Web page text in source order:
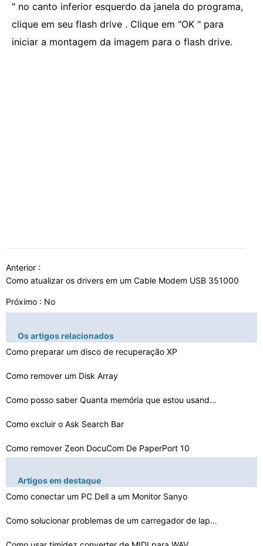
" no canto inferior esquerdo da janela do programa,
clique em seu flash drive . Clique em "OK " para
iniciar a montagem da imagem para o flash drive.
Anterior :
Como atualizar os drivers em um Cable Modem USB 351000
Próximo : No
Os artigos relacionados
Como preparar um disco de recuperação XP
Como remover um Disk Array
Como posso saber Quanta memória que estou usando no me…
Como excluir o Ask Search Bar
Como remover Zeon DocuCom De PaperPort 10
Como convidar jogadores na guilda Ragnarok
Como se livrar de Avt.Exe
Artigos em destaque
Como conectar um PC Dell a um Monitor Sanyo
Como solucionar problemas de um carregador de laptop qu…